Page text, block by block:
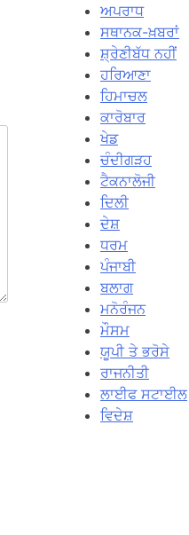
ਅਪਰਾਧ
ਸਥਾਨਕ-ਖ਼ਬਰਾਂ
ਸ਼੍ਰੇਣੀਬੱਧ ਨਹੀਂ
ਹਰਿਆਣਾ
ਹਿਮਾਚਲ
ਕਾਰੋਬਾਰ
ਖੇਡ
ਚੰਦੀਗੜਹ
ਟੈਕਨਾਲੋਜੀ
ਦਿਲੀ
ਦੇਸ਼
ਧਰਮ
ਪੰਜਾਬੀ
ਬਲਾਗ
ਮਨੋਰੰਜਨ
ਮੌਸਮ
ਯੂਪੀ ਤੇ ਭਰੋਸੇ
ਰਾਜਨੀਤੀ
ਲਾਈਫ ਸਟਾਈਲ
ਵਿਦੇਸ਼